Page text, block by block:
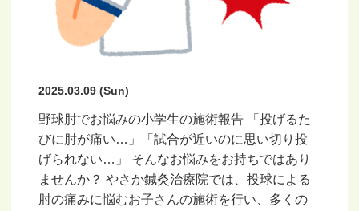
2025.03.09 (Sun)
野球肘でお悩みの小学生の施術報告 「投げるた
びに肘が痛い…」「試合が近いのに思い切り投
げられない…」 そんなお悩みをお持ちではあり
ませんか？ やさか鍼灸治療院では、投球による
肘の痛みに悩むお子さんの施術を行い、多くの